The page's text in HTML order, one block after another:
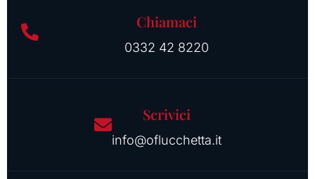
Chiamaci
0332 42 8220
Scrivici
info@oflucchetta.it